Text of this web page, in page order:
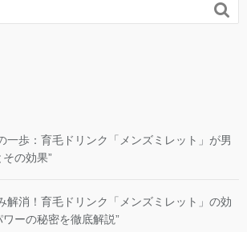

一歩：育毛ドリンク「メンズミレット」が男
の効果”
解消！育毛ドリンク「メンズミレット」の効
ーの秘密を徹底解説”